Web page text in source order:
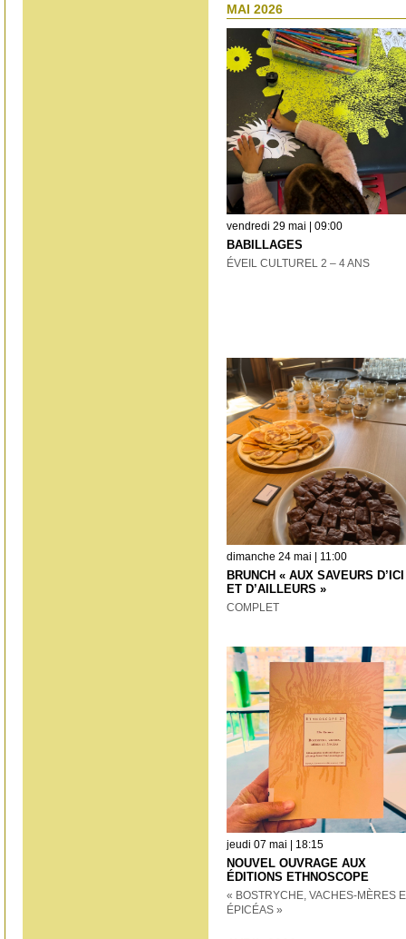
MAI 2026
vendredi 29 mai | 09:00
BABILLAGES
ÉVEIL CULTUREL 2 – 4 ANS
dimanche 24 mai | 11:00
BRUNCH « AUX SAVEURS D’ICI
ET D’AILLEURS »
COMPLET
jeudi 07 mai | 18:15
NOUVEL OUVRAGE AUX
ÉDITIONS ETHNOSCOPE
« BOSTRYCHE, VACHES-MÈRES
ÉPICÉAS »